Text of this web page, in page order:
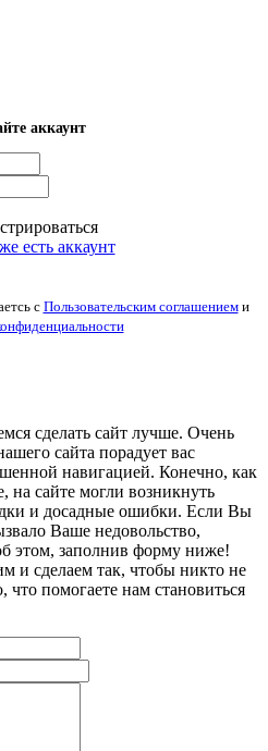
аккаунт
есть аккаунт
с Пользовательским соглашениеми
сделать сайт лучше. Очень
сайта порадует вас
навигацией. Конечно, как
на сайте могли возникнуть
и досадные ошибки. Если Вы
Ваше недовольство,
этом, заполнив форму ниже!
и сделаем так, чтобы никто не
помогаете нам становиться